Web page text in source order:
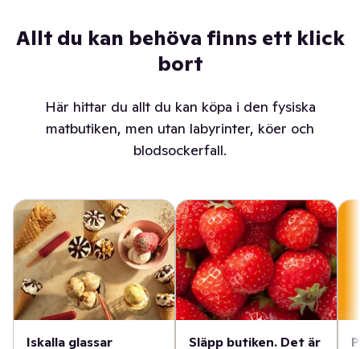
Allt du kan behöva finns ett klick
bort
Här hittar du allt du kan köpa i den fysiska
matbutiken, men utan labyrinter, köer och
blodsockerfall.
Iskalla glassar
Släpp butiken. Det är